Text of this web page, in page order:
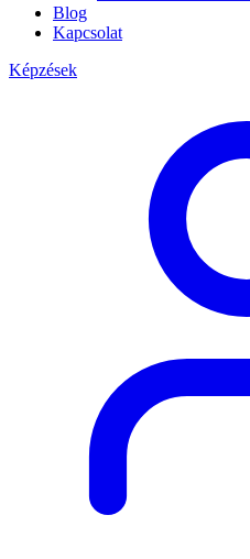
Blog
Kapcsolat
Képzések